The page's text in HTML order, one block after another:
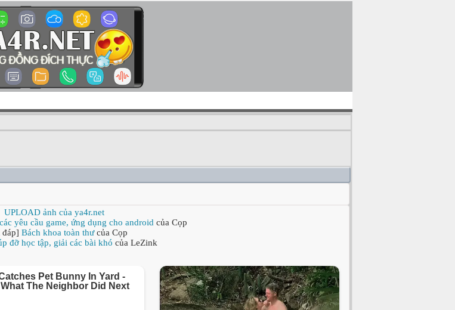
UPLOAD ảnh của ya4r.net
yêu cầu game, ứng dụng cho android của Cọp
đáp] Bách khoa toàn thưcủa Cọp
đỡ học tập, giải các bài khó của LeZink